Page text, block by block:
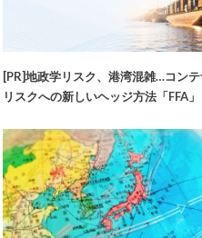
[PR]地政学リスク、港湾混雑…コン
リスクへの新しいヘッジ方法「FFA